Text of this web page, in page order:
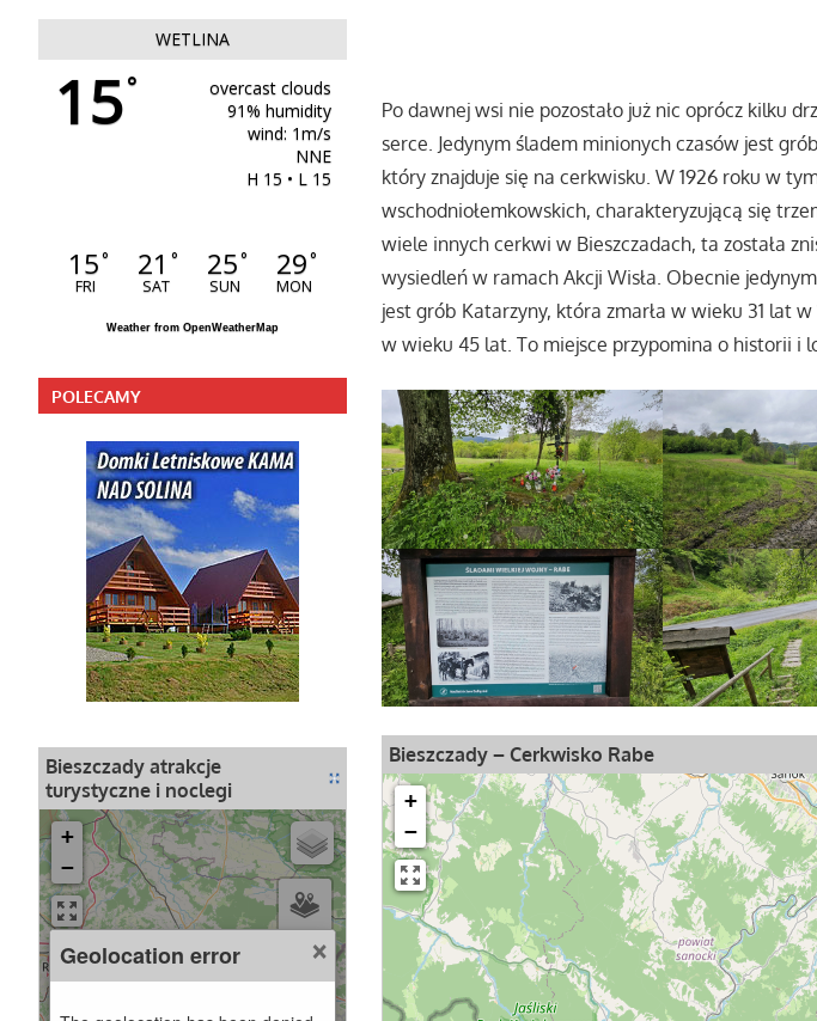
Po dawnej wsi nie pozostało już nic oprócz kilku
serce. Jedynym śladem minionych czasów jest
który znajduje się na cerkwisku. W 1926 roku w
wschodniołemkowskich, charakteryzującą się
wiele innych cerkwi w Bieszczadach, ta została
wysiedleń w ramach Akcji Wisła. Obecnie
jest grób Katarzyny, która zmarła w wieku 31 lat w
w wieku 45 lat. To miejsce przypomina o historii i
Bieszczady – Cerkwisko Rabe
+
−
WETLINA
15°
overcast clouds
91% humidity
wind: 1m/s
NNE
H 15 • L 15
15°
FRI
21 °
SAT
25°
SUN
29°
MON
Weather from OpenWeatherMap
POLECAMY
Bieszczady atrakcje
turystyczne i noclegi
+
−
×
Geolocation error